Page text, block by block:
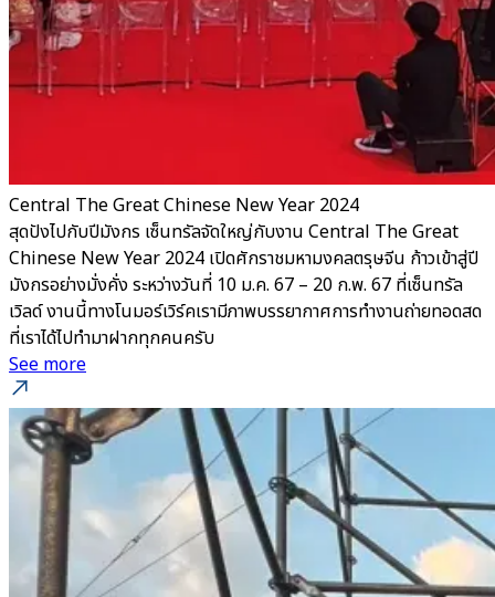
Central The Great Chinese New Year 2024
สุดปังไปกับปีมังกร เซ็นทรัลจัดใหญ่กับงาน Central The Great
Chinese New Year 2024 เปิดศักราชมหามงคลตรุษจีน ก้าวเข้าสู่ปี
มังกรอย่างมั่งคั่ง ระหว่างวันที่ 10 ม.ค. 67 – 20 ก.พ. 67 ที่เซ็นทรัล
เวิลด์ งานนี้ทางโนมอร์เวิร์คเรามีภาพบรรยากาศการทำงานถ่ายทอดสด
ที่เราได้ไปทำมาฝากทุกคนครับ
See more